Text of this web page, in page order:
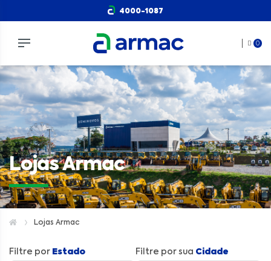
4000-1087
0
Lojas Armac
Lojas Armac
Filtre por Estado Filtre por sua Cidade